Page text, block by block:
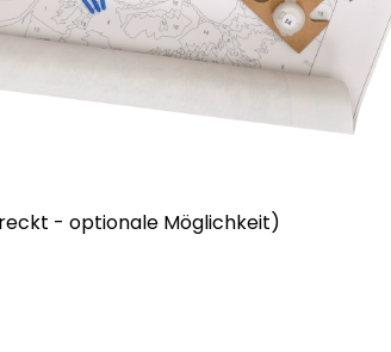
- optionale Möglichkeit)